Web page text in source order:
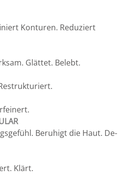
Konturen. Reduziert
Glättet. Belebt.
Beruhigt die Haut. De-
Klärt.